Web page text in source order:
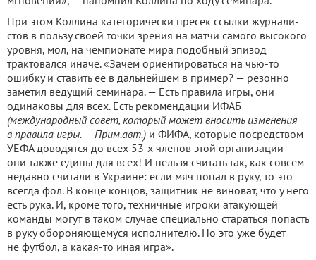
При этом Коллина категори­чески пресек ссылки журнали­
стов в пользу своей точки зре­ния на матчи самого высокого
уровня, мол, на чемпионате ми­ра подобный эпизод
трактовал­ся иначе. «Зачем ориентиро­ваться на чью-то
ошибку и ста­вить ее в дальнейшем в при­мер? — резонно
заметил ведущий семинара. — Есть правила игры, они
одинаковы для всех. Есть рекомендации ИФАБ
(международный совет, который мо­жет вносить изменения
в пра­вила игры. — Прим.авт.) и ФИФА, которые посредством
УЕФА доводятся до всех 53-х членов этой организации —
они также едины для всех! И нельзя считать так, как совсем
недавно считали в Украине: если мяч по­пал в руку, то это
всегда фол. В конце концов, защитник не ви­новат, что у него
есть рука. И, кроме того, техничные игроки атакующей
команды могут в таком случае специально ста­раться попасть
в руку оборо­няющемуся исполнителю. Но это уже будет
не футбол, а какая-то иная игра».